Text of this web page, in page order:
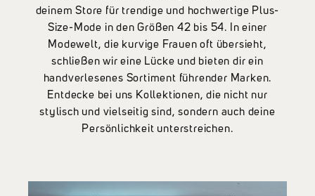
deinem Store für trendige und hochwertige Plus-
Size-Mode in den Größen 42 bis 54. In einer
Modewelt, die kurvige Frauen oft übersieht,
schließen wir eine Lücke und bieten dir ein
handverlesenes Sortiment führender Marken.
Entdecke bei uns Kollektionen, die nicht nur
stylisch und vielseitig sind, sondern auch deine
Persönlichkeit unterstreichen.